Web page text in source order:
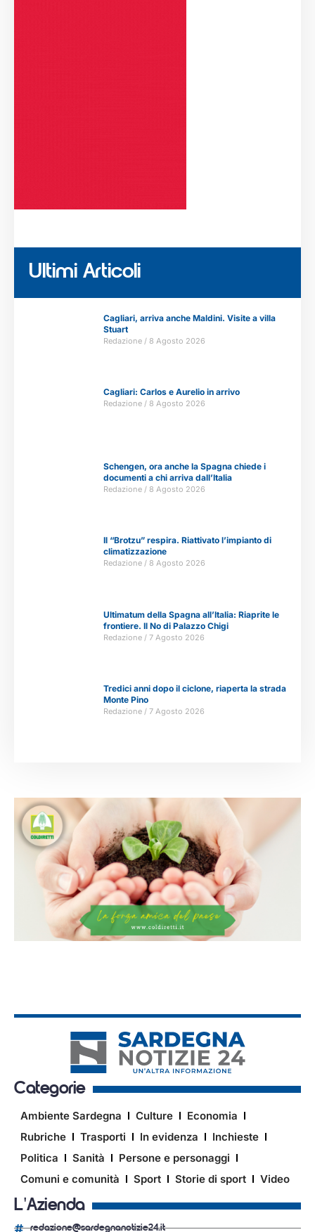
Ultimi Articoli
Cagliari, arriva anche Maldini. Visite a villa
Stuart
Redazione 8 Agosto 2026
Cagliari: Carlos e Aurelio in arrivo
Redazione 8 Agosto 2026
Schengen, ora anche la Spagna chiede i
documenti a chi arriva dall’Italia
Redazione 8 Agosto 2026
Il “Brotzu” respira. Riattivato l’impianto di
climatizzazione
Redazione 8 Agosto 2026
Ultimatum della Spagna all’Italia: Riaprite le
frontiere. Il No di Palazzo Chigi
Redazione 7 Agosto 2026
Tredici anni dopo il ciclone, riaperta la strada
Monte Pino
Redazione 7 Agosto 2026
Categorie
Ambiente Sardegna Culture
Economia
Rubriche
Trasporti In evidenza
Inchieste
Politica
Sanità
Persone e personaggi
Comuni e comunità
Sport Storie di sport Video
L'Azienda
redazione@sardegnanotizie24.it